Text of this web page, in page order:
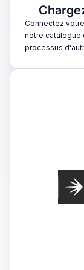
Connectez
notre catalogue
processus